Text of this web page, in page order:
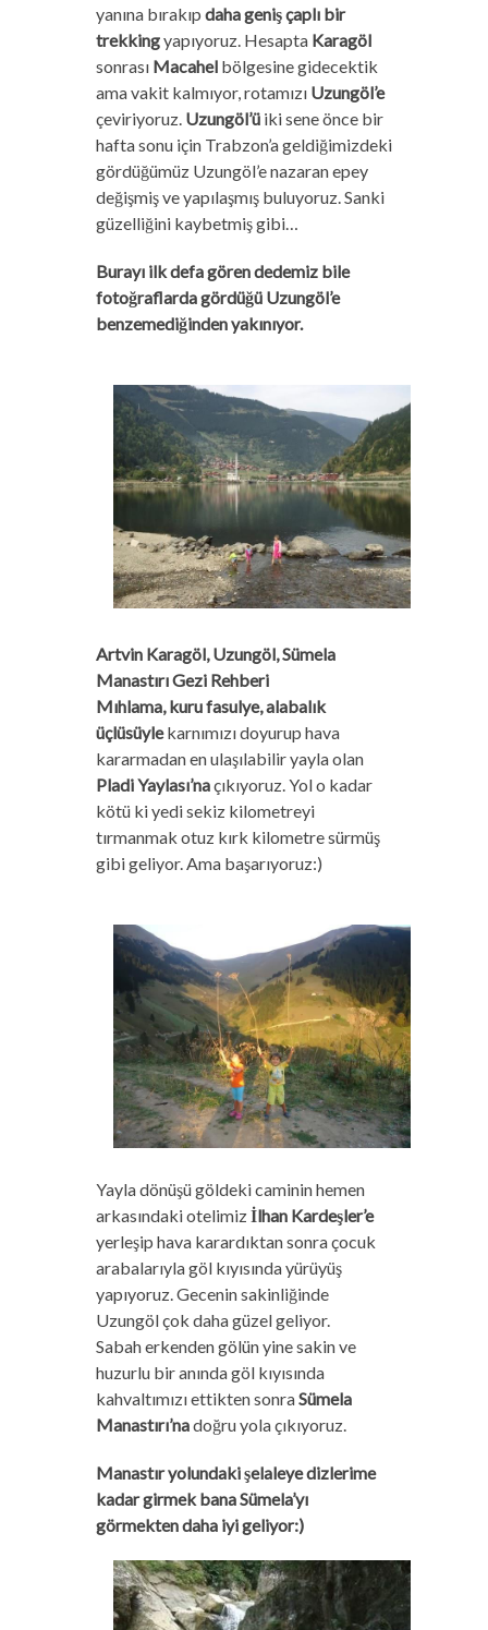
yanına bırakıp daha geniş çaplı bir
trekkingyapıyoruz. HesaptaKaragöl
sonrası Macahelbölgesine gidecektik
ama vakit kalmıyor, rotamızı Uzungöl’e
çeviriyoruz. Uzungöl’üiki sene önce bir
hafta sonu için Trabzon’a geldiğimizdeki
gördüğümüz Uzungöl’e nazaran epey
değişmiş ve yapılaşmış buluyoruz. Sanki
güzelliğini kaybetmiş gibi…
Burayı ilk defa gören dedemiz bile
fotoğraflarda gördüğü Uzungöl’e
benzemediğinden yakınıyor.
Artvin Karagöl, Uzungöl, Sümela
Manastırı Gezi Rehberi
Mıhlama, kuru fasulye, alabalık
üçlüsüylekarnımızı doyurup hava
kararmadan en ulaşılabilir yayla olan
Pladi Yaylası’naçıkıyoruz. Yol o kadar
kötü ki yedi sekiz kilometreyi
tırmanmak otuz kırk kilometre sürmüş
gibi geliyor. Ama başarıyoruz:)
Yayla dönüşü göldeki caminin hemen
arkasındaki otelimizİlhan Kardeşler’e
yerleşip hava karardıktan sonra çocuk
arabalarıyla göl kıyısında yürüyüş
yapıyoruz. Gecenin sakinliğinde
Uzungöl çok daha güzel geliyor.
Sabah erkenden gölün yine sakin ve
huzurlu bir anında göl kıyısında
kahvaltımızı ettikten sonraSümela
Manastırı’nadoğru yola çıkıyoruz.
Manastır yolundaki şelaleye dizlerime
kadar girmek bana Sümela’yı
görmekten daha iyi geliyor:)